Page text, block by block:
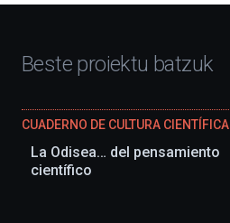
Beste proiektu batzuk
CUADERNO DE CULTURA CIENTÍFICA
La Odisea… del pensamiento
científico